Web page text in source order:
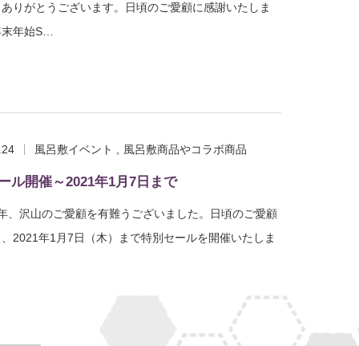
りがとうございます。日頃のご愛顧に感謝いたしま
年始S…
風呂敷イベント 風呂敷商品やコラボ商品
ル開催～2021年1月7日まで
、沢山のご愛顧を有難うございました。日頃のご愛顧
2021年1月7日（木）まで特別セールを開催いたしま